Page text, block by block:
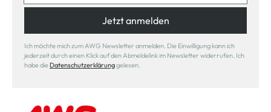
Jetzt anmelden
Ich möchte mich zum AWG Newsletter anmelden. Die Einwilligung kann ich
jederzeit durch einen Klick auf den Abmeldelink im Newsletter widerrufen. Ich
habe die Datenschutzerklärunggelesen.